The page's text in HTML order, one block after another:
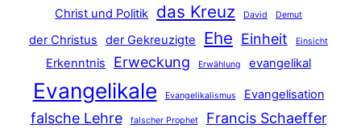
Christ und Politik das Kreuz David Demut
der Christus der Gekreuzigte Ehe Einheit Einsicht
Erkenntnis Erweckung Erwählung evangelikal
Evangelikale Evangelikalismus Evangelisation
falsche Lehre falscher Prophet Francis Schaeffer